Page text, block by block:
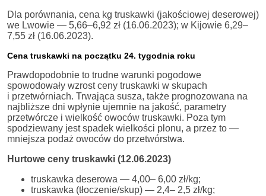
Dla porównania, cena kg truskawki (jakościowej deserowej)
we Lwowie — 5,66–6,92 zł (16.06.2023); w Kijowie 6,29–
7,55 zł (16.06.2023).
Cena truskawki na początku 24. tygodnia roku
Prawdopodobnie to trudne warunki pogodowe
spowodowały wzrost ceny truskawki w skupach
i przetwórniach. Trwająca susza, także prognozowana na
najbliższe dni wpłynie ujemnie na jakość, parametry
przetwórcze i wielkość owoców truskawki. Poza tym
spodziewany jest spadek wielkości plonu, a przez to —
mniejsza podaż owoców do przetwórstwa.
Hurtowe ceny truskawki (12.06.2023)
truskawka deserowa — 4,00– 6,00 zł/kg;
truskawka (tłoczenie/skup) — 2,4– 2,5 zł/kg;